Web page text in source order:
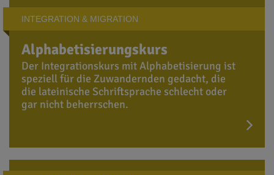
INTEGRATION & MIGRATION
Alphabetisierungskurs
Der Integrationskurs mit Alphabetisierung ist
speziell für die Zuwandernden gedacht, die
die lateinische Schriftsprache schlecht oder
gar nicht beherrschen.